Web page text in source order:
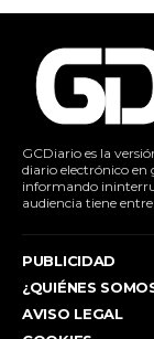
GCDiario es la
diario electrónico en
informando
audiencia tiene
PUBLICIDAD
¿QUIÉNES
AVISO LEGAL